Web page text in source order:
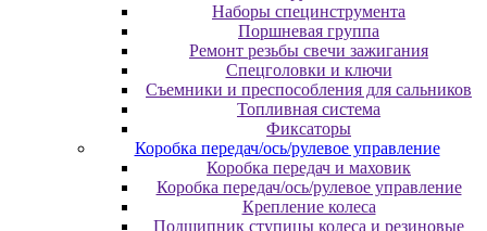
Наборы специнструмента
Поршневая группа
Ремонт резьбы свечи зажигания
Спецголовки и ключи
Съемники и преспособления для сальников
Топливная система
Фиксаторы
Коробка передач/ось/рулевое управление
Коробка передач и маховик
Коробка передач/ось/рулевое управление
Крепление колеса
Подшипник ступицы колеса и резиновые